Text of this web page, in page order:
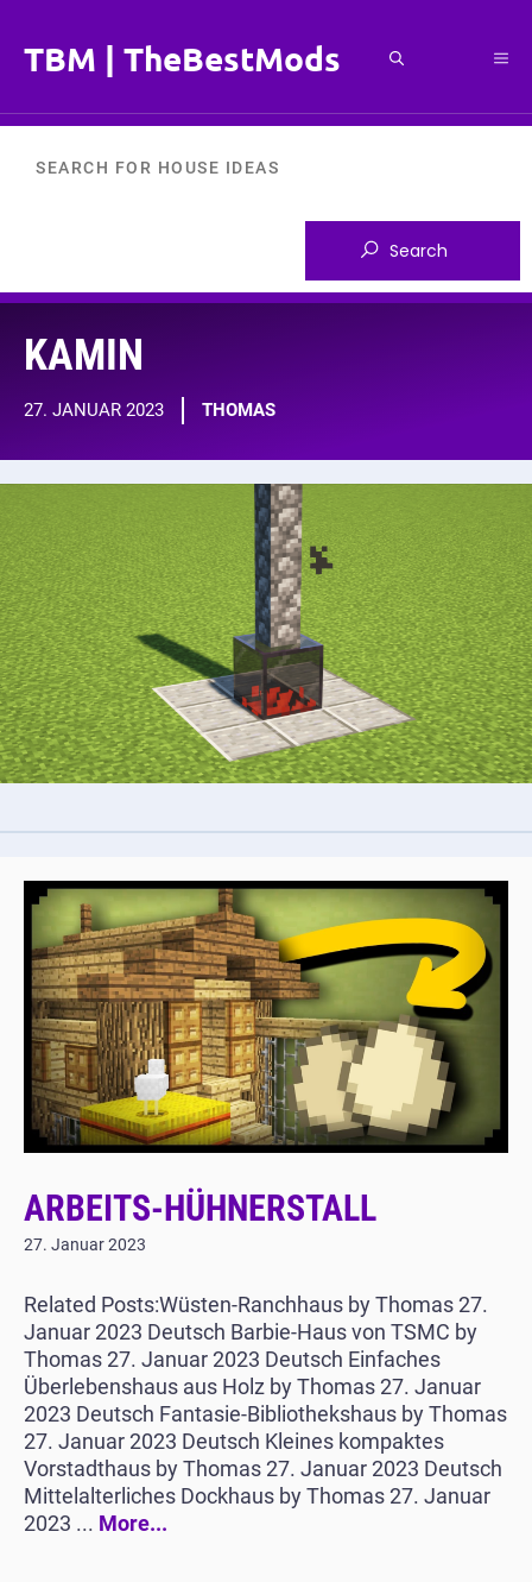
springen
TBM | TheBestMods
KAMIN
27. JANUAR 2023 THOMAS
ARBEITS-HÜHNERSTALL
27. Januar 2023
Related Posts:Wüsten-Ranchhaus by Thomas 27.
Januar 2023 Deutsch Barbie-Haus von TSMC by
Thomas 27. Januar 2023 Deutsch Einfaches
Überlebenshaus aus Holz by Thomas 27. Januar
2023 Deutsch Fantasie-Bibliothekshaus by Thomas
27. Januar 2023 Deutsch Kleines kompaktes
Vorstadthaus by Thomas 27. Januar 2023 Deutsch
Mittelalterliches Dockhaus by Thomas 27. Januar
2023 ... More...